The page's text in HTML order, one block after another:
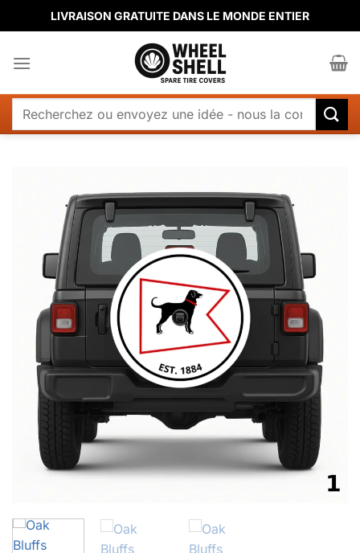
au
LIVRAISON GRATUITE DANS LE MONDE ENTIER
Rechercher